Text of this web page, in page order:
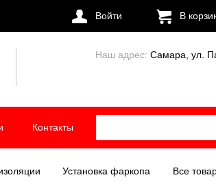
Войти В
Наш адрес: Самара, ул.
Контакты
Установка фаркопа Все